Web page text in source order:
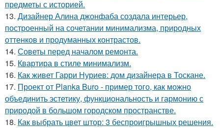
предметы с историей.
13. Дизайнер Алина джонфаба создала интерьер,
построенный на сочетании минимализма, природных
оттенков и продуманных контрастов.
14. Советы перед началом ремонта.
15. Квартира в стиле минимализм.
16. Как живет Гарри Нуриев: дом дизайнера в Тоскане.
17. Проект от Planka Buro - пример того, как можно
объединить эстетику, функциональность и гармонию с
природой в большом городском пространстве.
18. Как выбрать цвет штор: 3 беспроигрышных решения.